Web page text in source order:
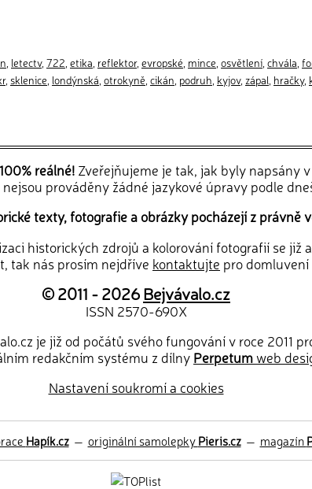
letectv, 722 etika reflektor, evropské mince osvětlení chvála
, sklenice londýnská otrokyně cikán podruh kyjov, zápal hračky,
reálné! Zveřejňujeme je tak, jak byly napsány
prováděny žádné jazykové úpravy podle
texty, fotografie a obrázky pocházejí z právně
historických zdrojů a kolorování fotografií se již
tak nás prosím nejdříve kontaktujte pro domluvení
© 2011 - 2026Bejvávalo.cz
ISSN 2570-690X
je již od počátů svého fungování v roce 2011
redakčním systému z dílny Perpetumweb
Nastavení soukromí a cookies
Hapík.cz— originální samolepkyPieris.cz— magazín